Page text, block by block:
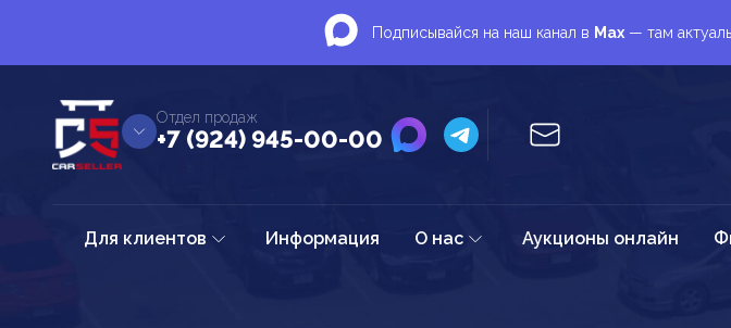
Подписывайся на наш канал в Max — там
Отдел продаж
+7 (924) 945-00-00
Для клиентов Информация О нас Аукционы онлайн